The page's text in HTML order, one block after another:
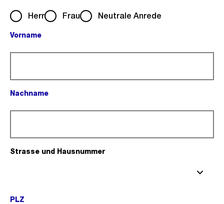
Herr Frau Neutrale Anrede
Vorname
Nachname
Strasse und Hausnummer
PLZ